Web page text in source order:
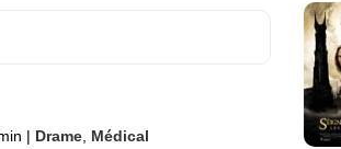
| Drame, Médical